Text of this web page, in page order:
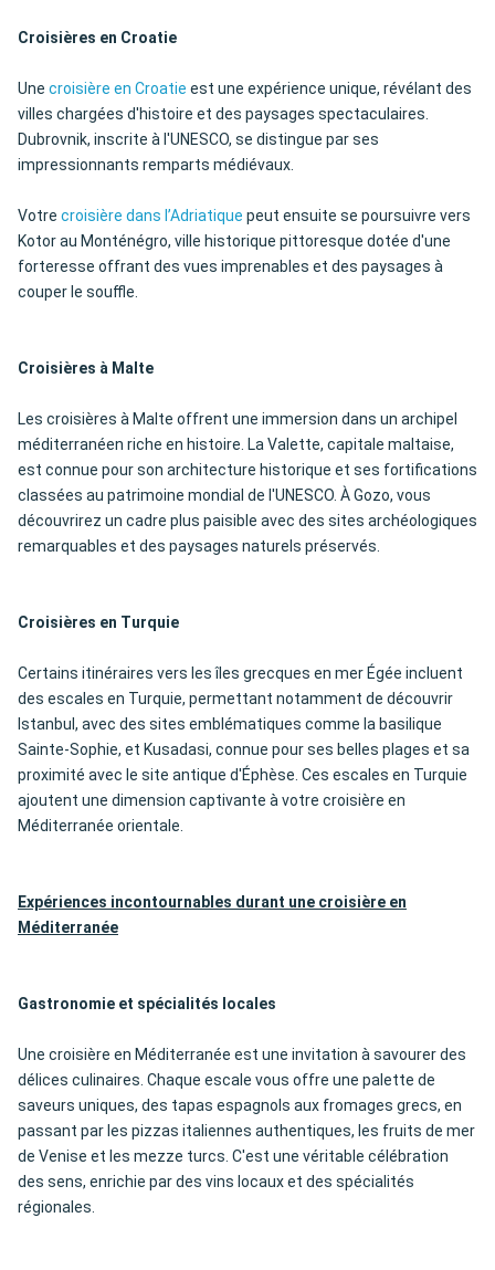
Croisières en Croatie
Une croisière en Croatie est une expérience unique, révélant des
villes chargées d'histoire et des paysages spectaculaires.
Dubrovnik, inscrite à l'UNESCO, se distingue par ses
impressionnants remparts médiévaux.
Votre croisière dans l’Adriatique peut ensuite se poursuivre vers
Kotor au Monténégro, ville historique pittoresque dotée d'une
forteresse offrant des vues imprenables et des paysages à
couper le souffle.
Croisières à Malte
Les croisières à Malte offrent une immersion dans un archipel
méditerranéen riche en histoire. La Valette, capitale maltaise,
est connue pour son architecture historique et ses fortifications
classées au patrimoine mondial de l'UNESCO. À Gozo, vous
découvrirez un cadre plus paisible avec des sites archéologiques
remarquables et des paysages naturels préservés.
Croisières en Turquie
Certains itinéraires vers les îles grecques en mer Égée incluent
des escales en Turquie, permettant notamment de découvrir
Istanbul, avec des sites emblématiques comme la basilique
Sainte-Sophie, et Kusadasi, connue pour ses belles plages et sa
proximité avec le site antique d'Éphèse. Ces escales en Turquie
ajoutent une dimension captivante à votre croisière en
Méditerranée orientale.
Expériences incontournables durant une croisière en
Méditerranée
Gastronomie et spécialités locales
Une croisière en Méditerranée est une invitation à savourer des
délices culinaires. Chaque escale vous offre une palette de
saveurs uniques, des tapas espagnols aux fromages grecs, en
passant par les pizzas italiennes authentiques, les fruits de mer
de Venise et les mezze turcs. C'est une véritable célébration
des sens, enrichie par des vins locaux et des spécialités
régionales.